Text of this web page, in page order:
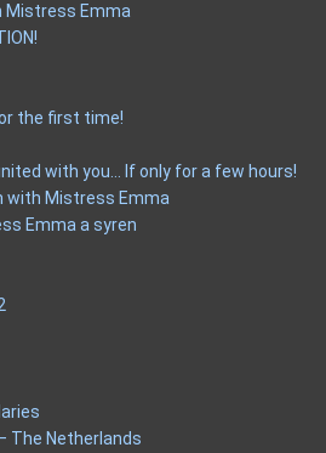
Mistress Emma
the first time!
with you… If only for a few hours!
with Mistress Emma
Emma a syren
The Netherlands